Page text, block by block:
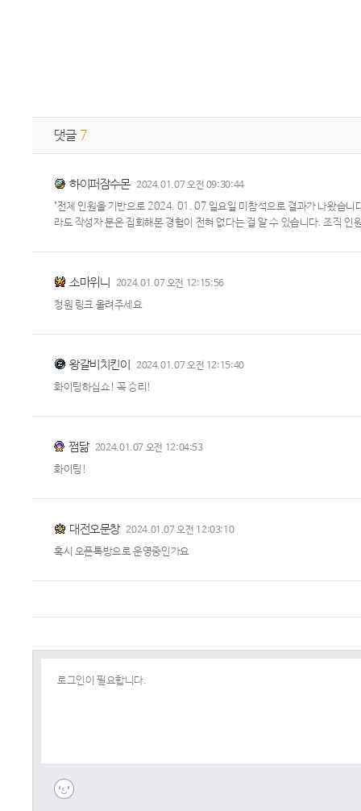
댓글 7
하이퍼잠수몬 2024.01.07 오전 09:30:44
"전체 인원을 기반으로 2024. 01. 07 일요일 미참석으로 결과가 나왔습
라도 작성자 분은 집회해본 경험이 전혀 없다는 걸 알 수 있습니다. 조직
소마위니 2024.01.07 오전 12:15:56
청원 링크 올려주세요
왕갈비치킨이 2024.01.07 오전 12:15:40
화이팅하십쇼! 꼭 승리!
쩜닮 2024.01.07 오전 12:04:53
화이팅!
대전오문창 2024.01.07 오전 12:03:10
혹시 오픈톡방으로 운영중인가요